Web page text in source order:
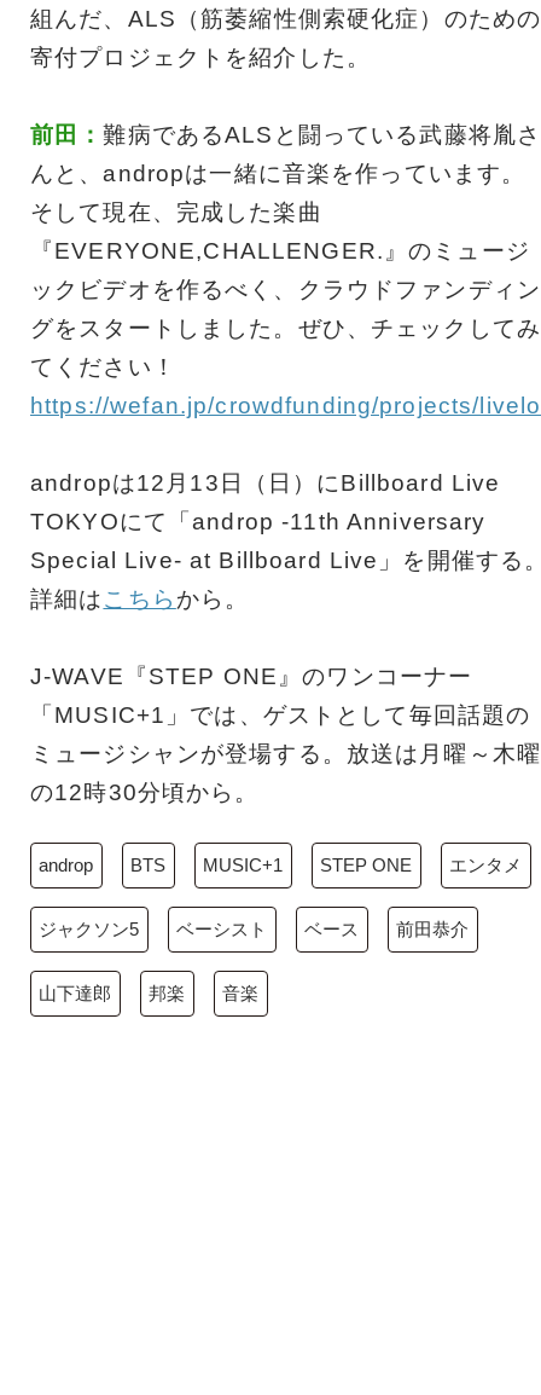
組んだ、ALS（筋萎縮性側索硬化症）のための
寄付プロジェクトを紹介した。
前田：難病であるALSと闘っている武藤将胤さ
んと、andropは一緒に音楽を作っています。
そして現在、完成した楽曲
『EVERYONE,CHALLENGER.』のミュージ
ックビデオを作るべく、クラウドファンディン
グをスタートしました。ぜひ、チェックしてみ
てください！
https://wefan.jp/crowdfunding/projects/
andropは12月13日（日）にBillboard Live
TOKYOにて「androp -11th Anniversary
Special Live- at Billboard Live」を開催する
詳細はこちら から。
J-WAVE『STEP ONE』のワンコーナー
「MUSIC+1」では、ゲストとして毎回話題の
ミュージシャンが登場する。放送は月曜～木曜
の12時30分頃から。
androp BTS MUSIC+1 STEP ONE エンタメ
ジャクソン5 ベーシスト ベース 前田恭介
山下達郎 邦楽 音楽